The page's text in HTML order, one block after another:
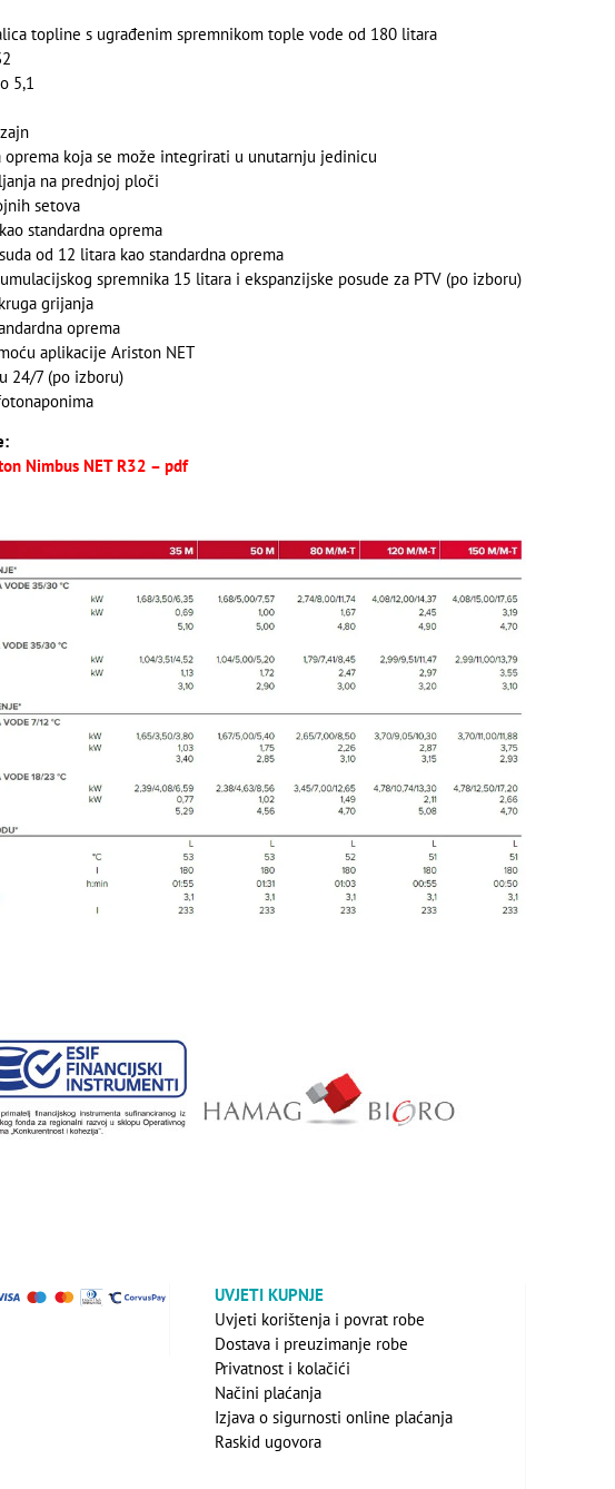
topline s ugrađenim spremnikom tople vode od 180 litara
5,1
oprema koja se može integrirati u unutarnju jedinicu
na prednjoj ploči
setova
standardna oprema
od 12 litara kao standardna oprema
spremnika 15 litara i ekspanzijske posude za PTV (po izboru)
grijanja
oprema
aplikacije Ariston NET
24/7 (po izboru)
Nimbus NET R32 – pdf
UVJETI KUPNJE
Uvjeti korištenja i povrat robe
Dostava i preuzimanje robe
Privatnost i kolačići
Načini plaćanja
Izjava o sigurnosti online plaćanja
Raskid ugovora